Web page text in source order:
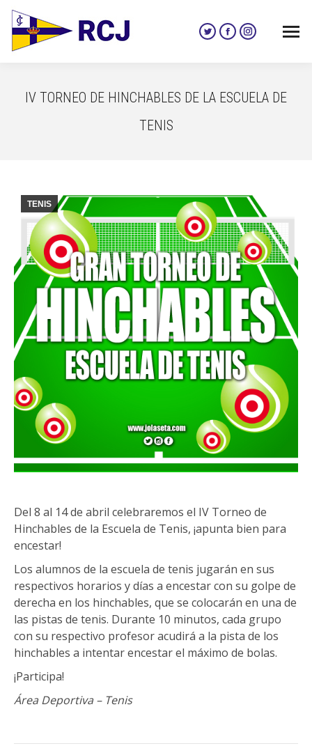
Twitter
in
new
Facebook
in
new
Instagram
in
new
IV TORNEO DE HINCHABLES DE LA ESCUELA DE
TENIS
TENIS
Del 8 al 14 de abril celebraremos el IV Torneo de
Hinchables de la Escuela de Tenis, ¡apunta bien para
encestar!
Los alumnos de la escuela de tenis jugarán en sus
respectivos horarios y días a encestar con su golpe de
derecha en los hinchables, que se colocarán en una de
las pistas de tenis. Durante 10 minutos, cada grupo
con su respectivo profesor acudirá a la pista de los
hinchables a intentar encestar el máximo de bolas.
¡Participa!
Área Deportiva – Tenis